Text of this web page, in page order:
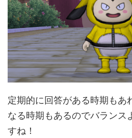
定期的に回答がある時期もあ
なる時期もあるのでバランス
すね！